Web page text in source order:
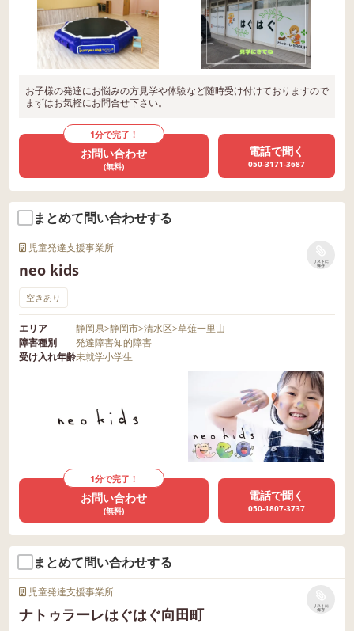
お子様の発達にお悩みの方見学や体験など随時受け付けておりますので
まずはお気軽にお問合せ下さい。
1分で完了！
お問い合わせ
(無料)
電話で聞く
050-3171-3687
まとめて問い合わせする
児童発達支援事業所
neo kids
リストに
保存
空きあり
エリア 静岡県>静岡市>清水区>草薙一里山
障害種別
発達障害知的障害
受け入れ年齢未就学小学生
1分で完了！
お問い合わせ
(無料)
電話で聞く
050-1807-3737
まとめて問い合わせする
児童発達支援事業所
ナトゥラーレはぐはぐ向田町
リストに
保存